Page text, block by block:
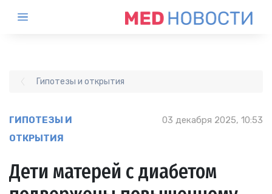
Гипотезы и открытия
ГИПОТЕЗЫ И
ОТКРЫТИЯ
03 декабря 2025, 10:53
Дети матерей с диабетом